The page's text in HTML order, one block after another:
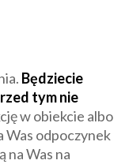
Będziecie
tym nie
w obiekcie albo
Was odpoczynek
na Was na